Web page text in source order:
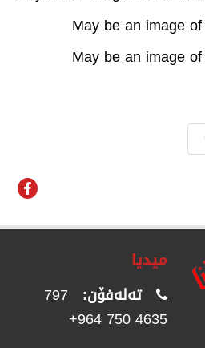
میدیا
تەلەفۆن: 797
4635 750 964+